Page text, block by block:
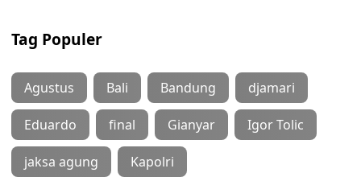
Tag Populer
Agustus Bali Bandung djamari
Eduardo final Gianyar Igor Tolic
jaksa agung Kapolri